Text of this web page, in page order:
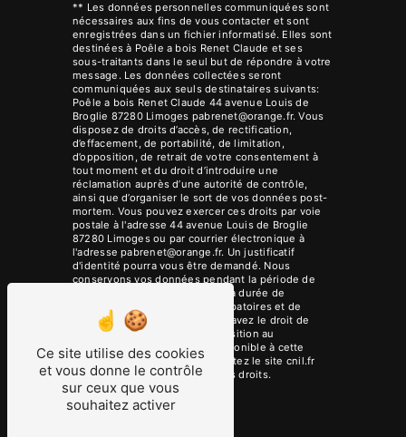
** Les données personnelles communiquées sont
nécessaires aux fins de vous contacter et sont
enregistrées dans un fichier informatisé. Elles sont
destinées à Poêle a bois Renet Claude et ses
sous-traitants dans le seul but de répondre à votre
message. Les données collectées seront
communiquées aux seuls destinataires suivants:
Poêle a bois Renet Claude 44 avenue Louis de
Broglie 87280 Limoges pabrenet@orange.fr. Vous
disposez de droits d’accès, de rectification,
d’effacement, de portabilité, de limitation,
d’opposition, de retrait de votre consentement à
tout moment et du droit d’introduire une
réclamation auprès d’une autorité de contrôle,
ainsi que d’organiser le sort de vos données post-
mortem. Vous pouvez exercer ces droits par voie
postale à l'adresse 44 avenue Louis de Broglie
87280 Limoges ou par courrier électronique à
l'adresse pabrenet@orange.fr. Un justificatif
d'identité pourra vous être demandé. Nous
conservons vos données pendant la période de
prise de contact puis pendant la durée de
prescription légale aux fins probatoires et de
gestion des contentieux. Vous avez le droit de
vous inscrire sur la liste d'opposition au
démarchage téléphonique, disponible à cette
adresse:Bloctel.gouv.fr. Consultez le site cnil.fr
pour plus d’informations sur vos droits.
Ce site utilise des cookies
et vous donne le contrôle
sur ceux que vous
souhaitez activer